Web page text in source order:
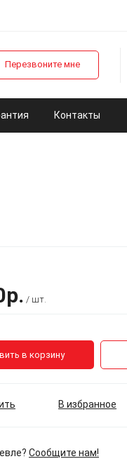
Перезвоните мне
Контакты
/ шт.
в корзину
В избранное
Сообщите нам!